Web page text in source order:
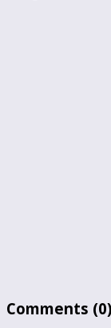
Comments (0)